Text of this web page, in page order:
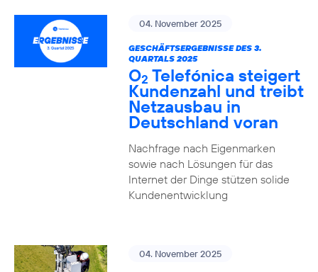
04. November 2025
GESCHÄFTSERGEBNISSE DES 3.
QUARTALS 2025
O2 Telefónica steigert
Kundenzahl und treibt
Netzausbau in
Deutschland voran
Nachfrage nach Eigenmarken
sowie nach Lösungen für das
Internet der Dinge stützen solide
Kundenentwicklung
04. November 2025